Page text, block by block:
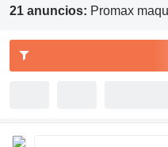
21 anuncios: Promax